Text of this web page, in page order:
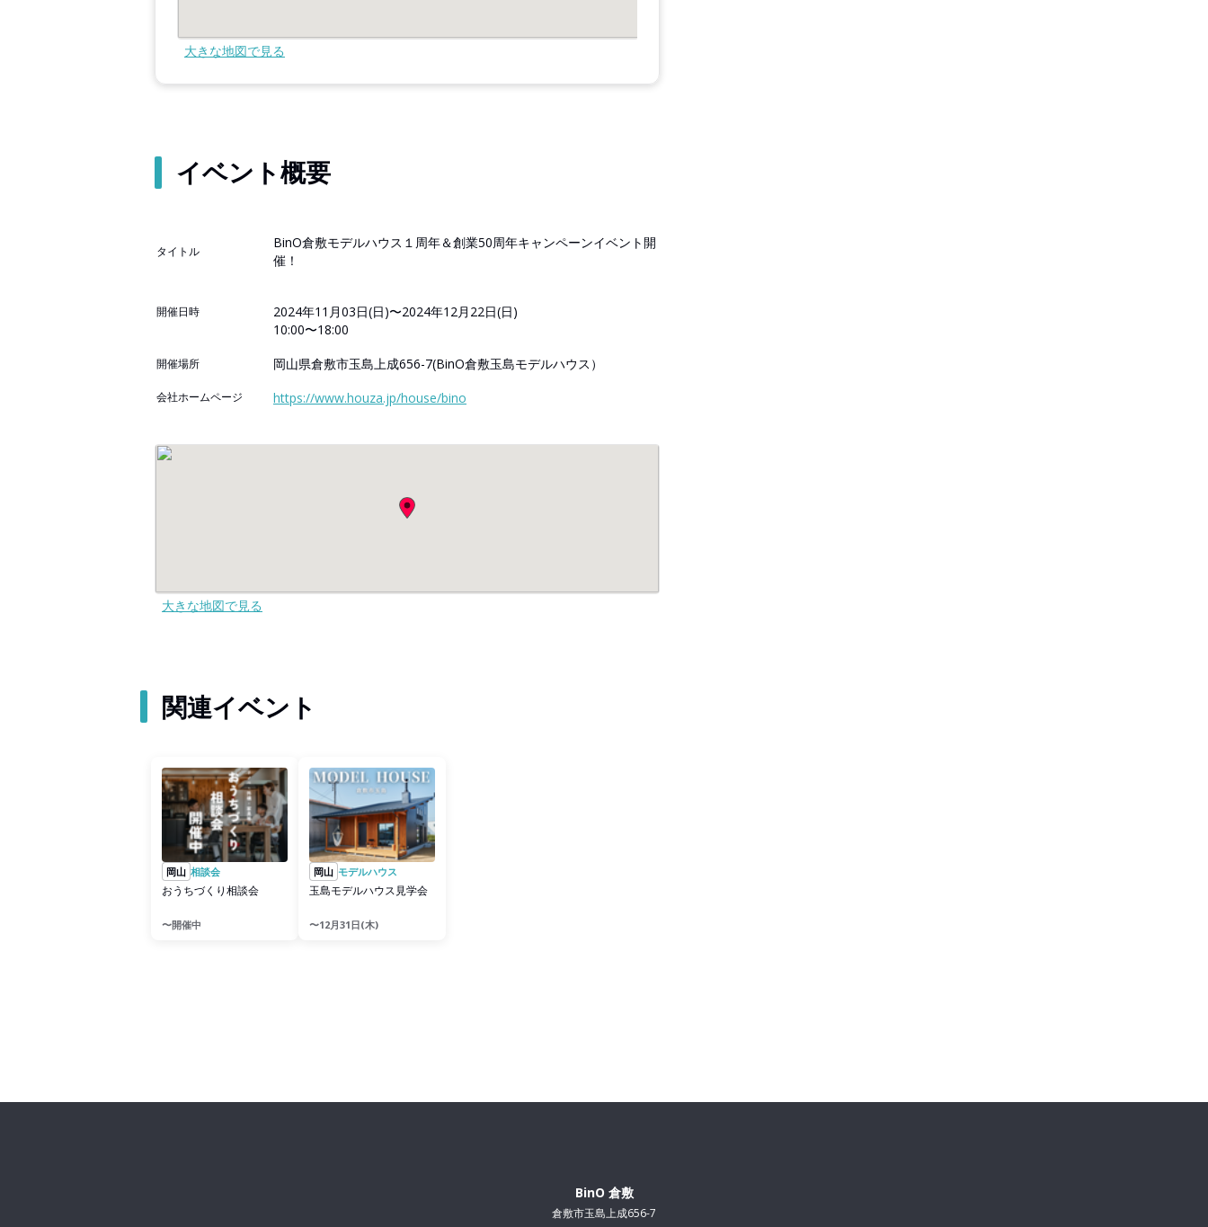
大きな地図で見る
イベント概要
タイトル
BinO倉敷モデルハウス１周年＆創業50周年キャンペーンイベント開
催！
開催日時
2024年11月03日(日)〜2024年12月22日(日)
10:00〜18:00
開催場所 岡山県倉敷市玉島上成656-7(BinO倉敷玉島モデルハウス）
会社ホームページ https://www.houza.jp/house/bino
大きな地図で見る
関連イベント
岡山 相談会
おうちづくり相談会
〜開催中
岡山 モデルハウス
玉島モデルハウス見学会
〜12月31日(木)
BinO 倉敷
倉敷市玉島上成656-7